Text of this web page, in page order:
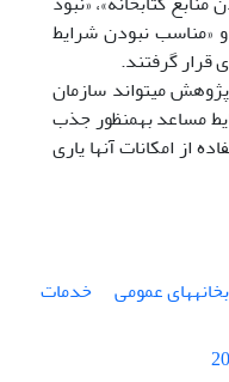
و «مناسب نبودن شرایط
قرار گرفتند.
می­تواند سازمان
مساعد به⁮منظور جذب
از امکانات آنها یاری
عمومی
خدمات